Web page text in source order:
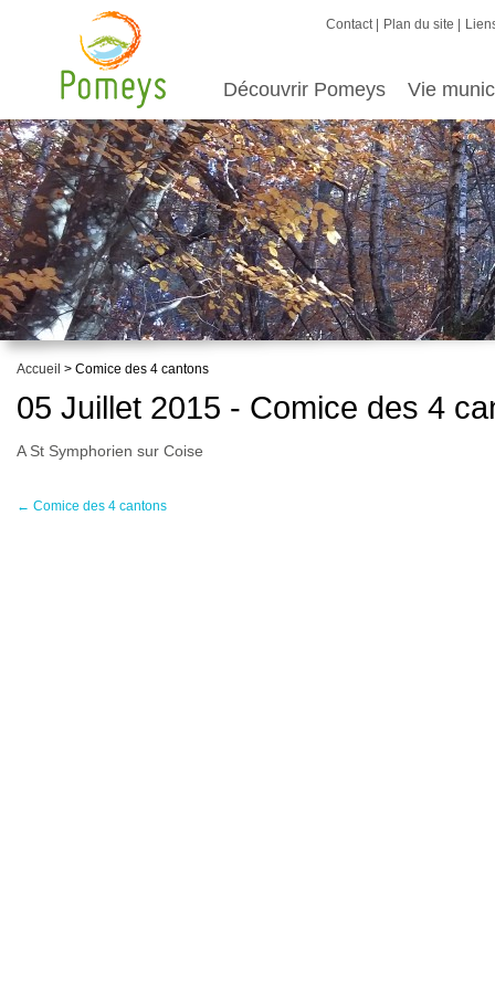
Contact Plan du site
Découvrir Pomeys Vie
Accueil > Comice des 4 cantons
05 Juillet 2015 - Comice des 4
A St Symphorien sur Coise
← Comice des 4 cantons